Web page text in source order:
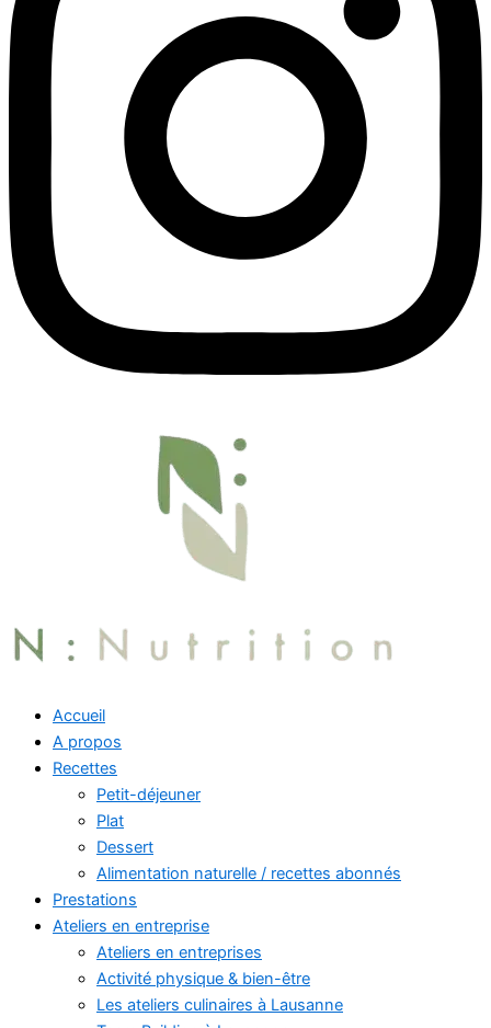
Accueil
A propos
Recettes
Petit-déjeuner
Plat
Dessert
Alimentation naturelle / recettes abonnés
Prestations
Ateliers en entreprise
Ateliers en entreprises
Activité physique & bien-être
Les ateliers culinaires à Lausanne